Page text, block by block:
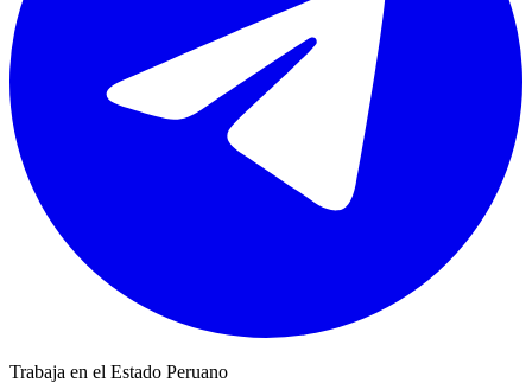
Trabaja en el Estado Peruano